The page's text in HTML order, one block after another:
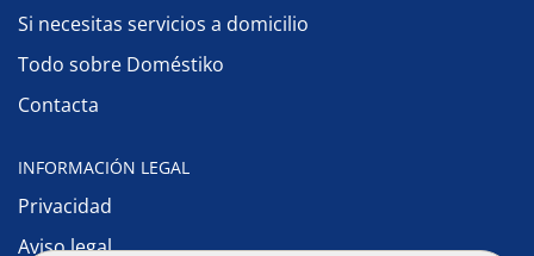
Si necesitas servicios a domicilio
Todo sobre Doméstiko
Contacta
INFORMACIÓN LEGAL
Privacidad
Aviso legal